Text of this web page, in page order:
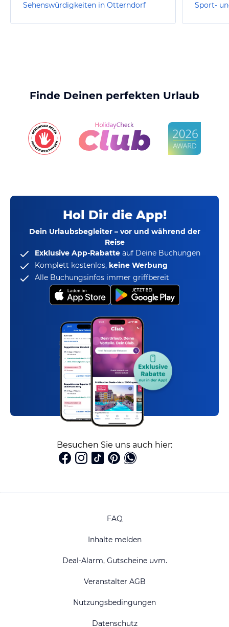
Sehenswürdigkeiten in Otterndorf
Finde Deinen perfekten Urlaub
Hol Dir die App!
Dein Urlaubsbegleiter – vor und während der
Reise
Exklusive App-Rabatte auf Deine Buchungen
Komplett kostenlos, keine Werbung
Alle Buchungsinfos immer griffbereit
Besuchen Sie uns auch hier:
FAQ
Inhalte melden
Deal-Alarm, Gutscheine uvm.
Veranstalter AGB
Nutzungsbedingungen
Datenschutz